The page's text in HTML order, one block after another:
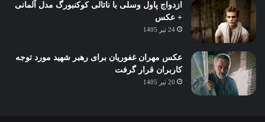
ازدواج پاول وسلی با ناتالی کوکنبورگ مدل آلمانی
+ عکس
24 تیر 1405
عکس مهران غفوریان برای رهبر شهید مورد توجه
کاربران قرار گرفت
20 تیر 1405